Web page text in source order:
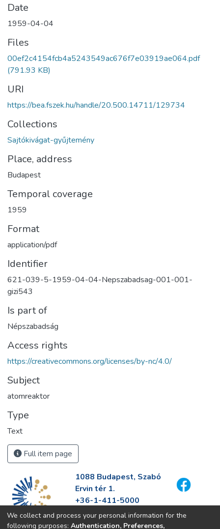
Date
1959-04-04
Files
00ef2c4154fcb4a5243549ac676f7e03919ae064.pdf
(791.93 KB)
URI
https://bea.fszek.hu/handle/20.500.14711/129734
Collections
Sajtókivágat-gyűjtemény
Place, address
Budapest
Temporal coverage
1959
Format
application/pdf
Identifier
621-039-5-1959-04-04-Nepszabadsag-001-001-
gizi543
Is part of
Népszabadság
Access rights
https://creativecommons.org/licenses/by-nc/4.0/
Subject
atomreaktor
Type
Text
Full item page
1088 Budapest, Szabó
Ervin tér 1.
+36-1-411-5000
info@fszek.hu
https://fszek.hu
We collect and process your personal information for the
following purposes: Authentication, Preferences,